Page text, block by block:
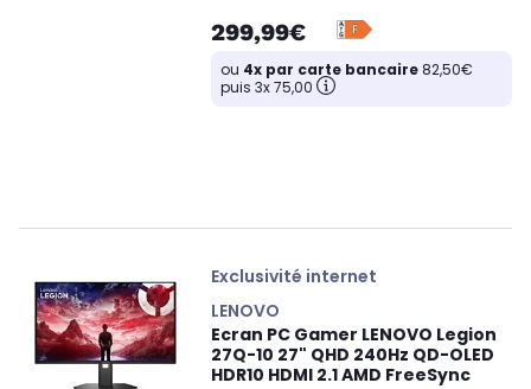
299,99€
ou 4x par carte bancaire82,50€
puis 3x 75,00
Exclusivité internet
LENOVO
Ecran PC Gamer LENOVO Legion
27Q-10 27" QHD 240Hz QD-OLED
HDR10 HDMI 2.1 AMD FreeSync